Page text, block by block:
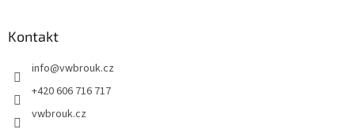
Kontakt
info@vwbrouk.cz
+420 606 716 717
vwbrouk.cz